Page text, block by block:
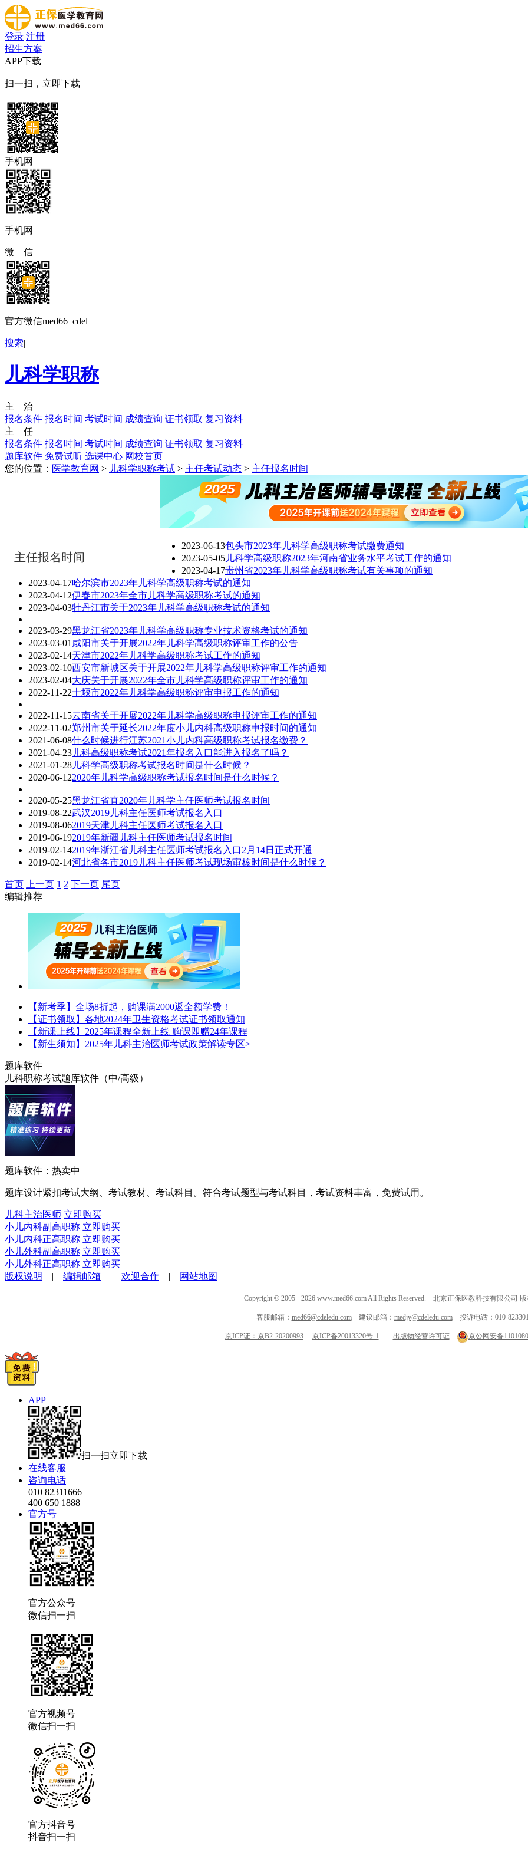
登录 注册
招生方案
APP下载
扫一扫，立即下载
手机网
手机网
微 信
官方微信med66_cdel
搜索|
儿科学职称
主 治
报名条件 报名时间 考试时间 成绩查询 证书领取 复习资料
主 任
报名条件 报名时间 考试时间 成绩查询 证书领取 复习资料
题库软件 免费试听 选课中心 网校首页
您的位置： 医学教育网 > 儿科学职称考试 > 主任考试动态 > 主任报名时间
主任报名时间
2023-06-13包头市2023年儿科学高级职称考试缴费通知
2023-05-05 儿科学高级职称2023年河南省业务水平考试工作的通知
2023-04-17贵州省2023年儿科学高级职称考试有关事项的通知
2023-04-17哈尔滨市2023年儿科学高级职称考试的通知
2023-04-12伊春市2023年全市儿科学高级职称考试的通知
2023-04-03牡丹江市关于2023年儿科学高级职称考试的通知
2023-03-29黑龙江省2023年儿科学高级职称专业技术资格考试的通知
2023-03-01 咸阳市关于开展2022年儿科学高级职称评审工作的公告
2023-02-14天津市2022年儿科学高级职称考试工作的通知
2023-02-10西安市新城区关于开展2022年儿科学高级职称评审工作的通知
2023-02-04大庆关于开展2022年全市儿科学高级职称评审工作的通知
2022-11-22十堰市2022年儿科学高级职称评审申报工作的通知
2022-11-15云南省关于开展2022年儿科学高级职称申报评审工作的通知
2022-11-02郑州市关于延长2022年度小儿内科高级职称申报时间的通知
2021-06-08什么时候进行江苏2021小儿内科高级职称考试报名缴费？
2021-04-23 儿科高级职称考试2021年报名入口能进入报名了吗？
2021-01-28 儿科学高级职称考试报名时间是什么时候？
2020-06-122020年儿科学高级职称考试报名时间是什么时候？
2020-05-25黑龙江省直2020年儿科学主任医师考试报名时间
2019-08-22武汉2019儿科主任医师考试报名入口
2019-08-062019天津儿科主任医师考试报名入口
2019-06-192019年新疆儿科主任医师考试报名时间
2019-02-142019年浙江省儿科主任医师考试报名入口2月14日正式开通
2019-02-14河北省各市2019儿科主任医师考试现场审核时间是什么时候？
首页 上一页 1 2 下一页 尾页
编辑推荐
【新考季】全场8折起，购课满2000返全额学费！
【证书领取】各地2024年卫生资格考试证书领取通知
【新课上线】2025年课程全新上线 购课即赠24年课程
【新生须知】2025年儿科主治医师考试政策解读专区>
题库软件
儿科职称考试题库软件（中/高级）
题库软件：热卖中
题库设计紧扣考试大纲、考试教材、考试科目。符合考试题型与考试科目，考试资料丰富，免费试用。
儿科主治医师 立即购买
小儿内科副高职称 立即购买
小儿内科正高职称 立即购买
小儿外科副高职称 立即购买
小儿外科正高职称 立即购买
版权说明
| 编辑邮箱 | 欢迎合作 | 网站地图
Copyright © 2005 - 2026 www.med66.com All Rights Reserved. 北京正保医教科技有限公司
客服邮箱： med66@cdeledu.com建议邮箱： medjy@cdeledu.com投诉电话：010-
京ICP证：京B2-20200993 京ICP备20013320号-1 出版物经营许可证 京公网安备
APP
扫一扫立即下载
在线客服
咨询电话
010 82311666
400 650 1888
官方号
官方公众号
微信扫一扫
官方视频号
微信扫一扫
官方抖音号
抖音扫一扫